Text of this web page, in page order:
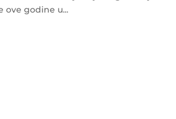
ove godine u...